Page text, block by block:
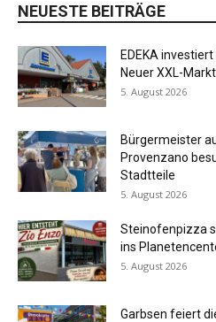
NEUESTE BEITRÄGE
EDEKA
Neuer XXL-
5. August 2026
Bürgermeister
Provenzano
Stadtteile
5. August 2026
Steinofenpizza
ins
5. August 2026
Garbsen feiert